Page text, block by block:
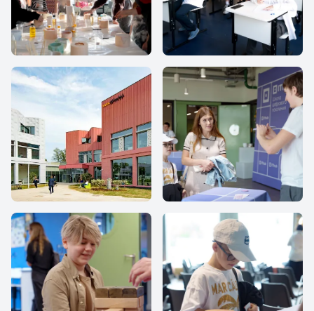
IThub school IThub school
IThub-school IThub school